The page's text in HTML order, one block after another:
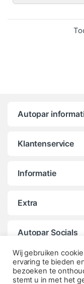
Autopar
Klantenservice
Informatie
Extra
Autopar Socials
Wij gebruiken
ervaring te bieden
bezoeken te
stemt u in met het